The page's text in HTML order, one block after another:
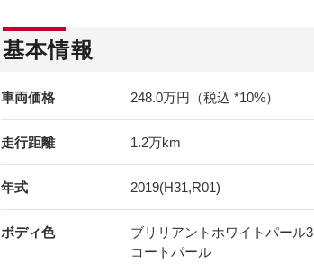
基本情報
車両価格 248.0万円（税込 *10%）
走行距離 1.2万km
年式 2019(H31,R01)
ボディ色
ブリリアントホワイトパール3
コートパール